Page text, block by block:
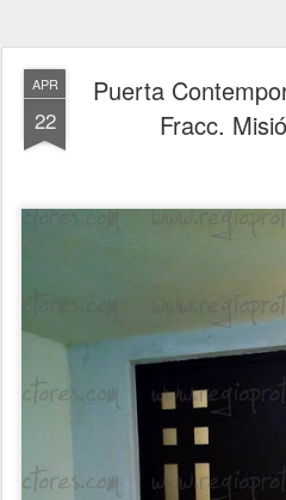
APR
22
Puerta
Fracc.